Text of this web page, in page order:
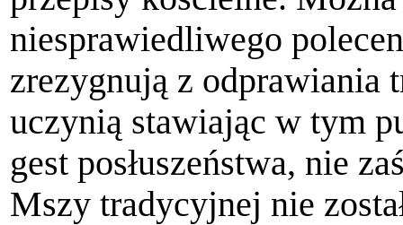
niesprawiedliwego
zrezygnują z odprawiania
uczynią stawiając w tym
gest posłuszeństwa, nie
Mszy tradycyjnej nie